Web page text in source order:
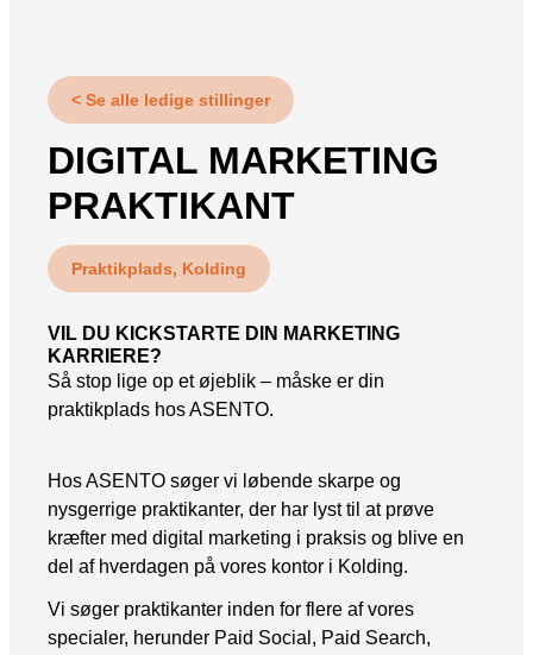
LinkedIn annoncering
Pinterest annoncering
TikTok annoncering
PAID SEARCH
Google Ads
YouTube annoncering
Google shopping
E-MAIL MARKETING
Kampagnemails
Leadgenerering
E-mail automation
< Se alle ledige stillinger
DIGITAL MARKETING
PRAKTIKANT
Praktikplads, Kolding
VIL DU KICKSTARTE DIN MARKETING
KARRIERE?
Så stop lige op et øjeblik – måske er din
praktikplads hos ASENTO.
Hos ASENTO søger vi løbende skarpe og
nysgerrige praktikanter, der har lyst til at prøve
kræfter med digital marketing i praksis og blive en
del af hverdagen på vores kontor i Kolding.
Vi søger praktikanter inden for flere af vores
specialer, herunder Paid Social, Paid Search,